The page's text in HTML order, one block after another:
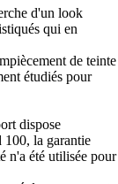
d'un look
qui en
de teinte
étudiés pour
dispose
la garantie
n'a été utilisée pour